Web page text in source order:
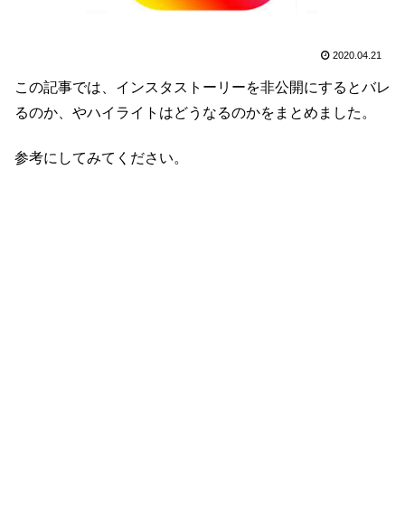
2020.04.21
この記事では、インスタストーリーを非公開にするとバレ
るのか、やハイライトはどうなるのかをまとめました。
参考にしてみてください。